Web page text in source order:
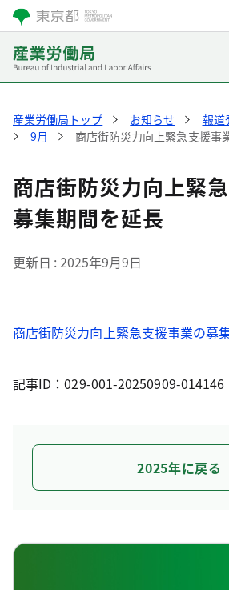
産業労働局トップ お知らせ 報道
9月
商店街防災力向上緊急支援事
商店街防災力向上緊
募集期間を延長
更新日 2025年9月9日
商店街防災力向上緊急支援事業の募
記事ID：029-001-20250909-014146
2025年に戻る